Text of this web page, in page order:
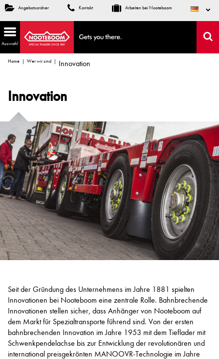
Angebotsordner Kontakt Arbeiten bei Nooteboom
Auswahl
Home Wer wir sind Innovation
Innovation
Seit der Gründung des Unternehmens im Jahre 1881 spielten
Innovationen bei Nooteboom eine zentrale Rolle. Bahnbrechende
Innovationen stellen sicher, dass Anhänger von Nooteboom auf
dem Markt für Spezialtransporte führend sind. Von der ersten
bahnbrechenden Innovation im Jahre 1953 mit dem Tieflader mit
Schwenkpendelachse bis zur Entwicklung der revolutionären und
international preisgekrönten MANOOVR-Technologie im Jahre